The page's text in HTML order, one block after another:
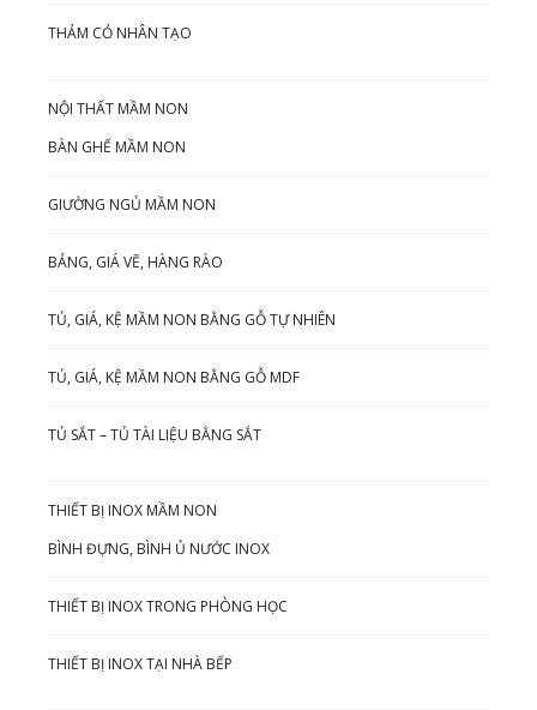
THẢM CỎ NHÂN TẠO
NỘI THẤT MẦM NON
BÀN GHẾ MẦM NON
GIƯỜNG NGỦ MẦM NON
BẢNG, GIÁ VẼ, HÀNG RÀO
TỦ, GIÁ, KỆ MẦM NON BẰNG GỖ TỰ NHIÊN
TỦ, GIÁ, KỆ MẦM NON BẰNG GỖ MDF
TỦ SẮT – TỦ TÀI LIỆU BẰNG SẮT
THIẾT BỊ INOX MẦM NON
BÌNH ĐỰNG, BÌNH Ủ NƯỚC INOX
THIẾT BỊ INOX TRONG PHÒNG HỌC
THIẾT BỊ INOX TẠI NHÀ BẾP